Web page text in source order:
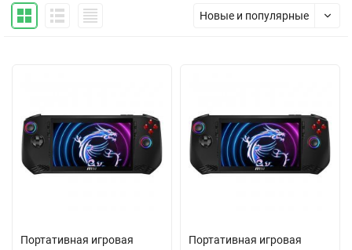
Новые и популярные
Портативная игровая
Портативная игровая